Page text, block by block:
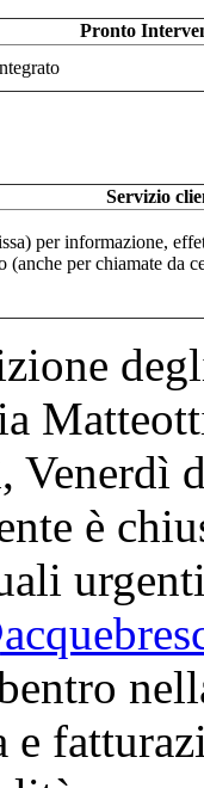
Pronto
Servizio
per informazione,
per chiamate da
Venerdì
è
e